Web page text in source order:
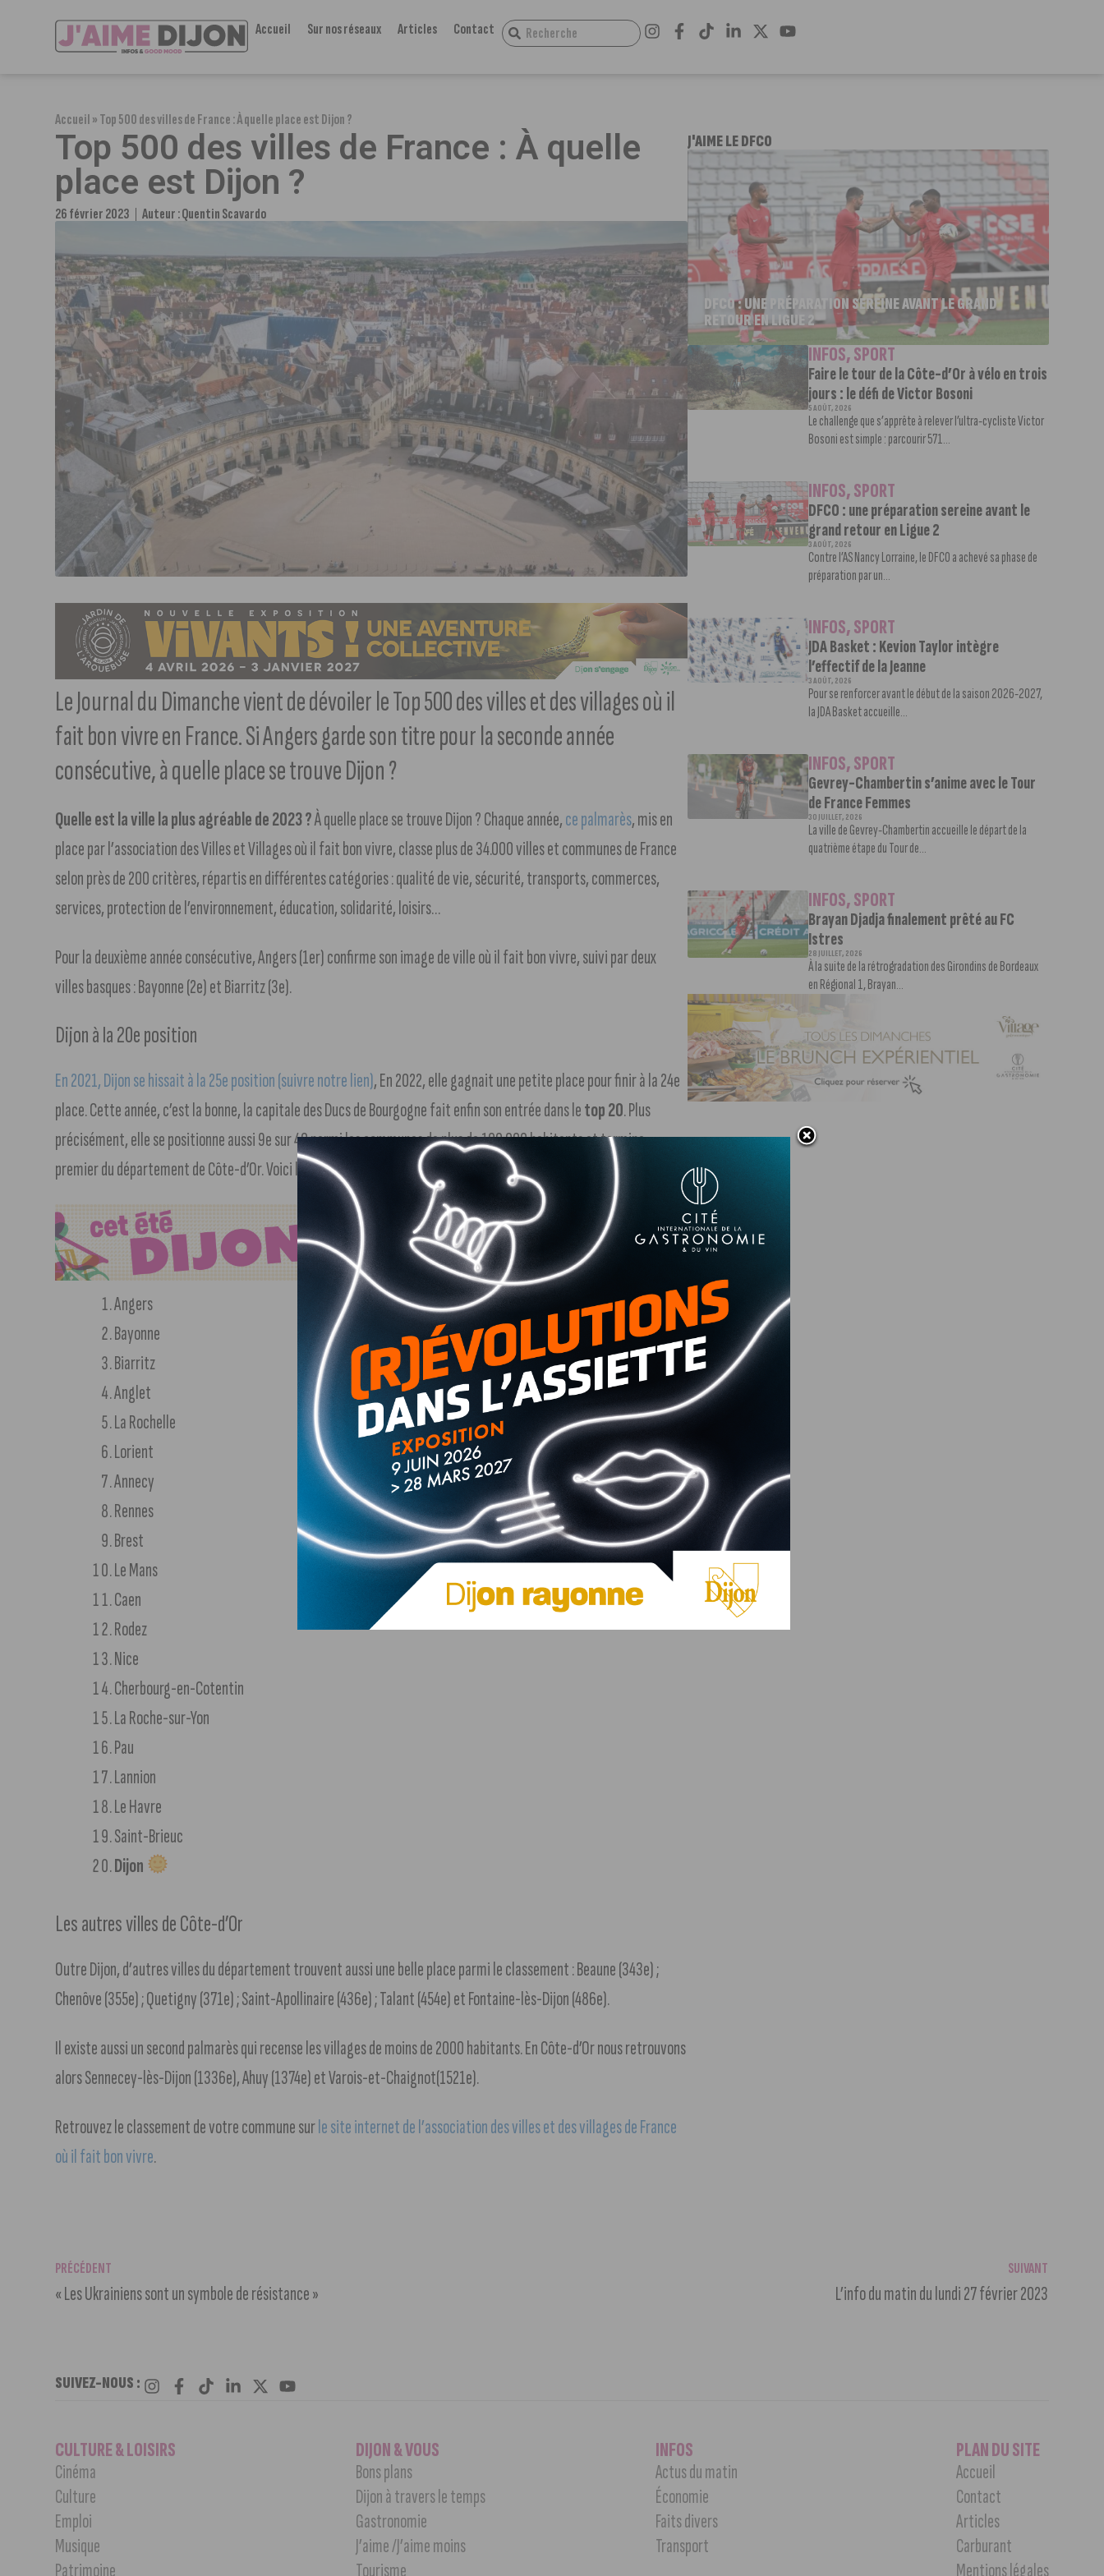
Accueil Sur nos réseaux Articles Contact
Accueil»Top 500 des villes de France : À quelle place est Dijon ?
Top 500 des villes de France : À quelle
place est Dijon ?
26 février 2023 Auteur :Quentin Scavardo
Le Journal du Dimanche vient de dévoiler le Top 500 des villes et des villages où il
fait bon vivre en France. Si Angers garde son titre pour la seconde année
consécutive, à quelle place se trouve Dijon ?
Quelle est la ville la plus agréable de 2023 ?À quelle place se trouve Dijon ? Chaque année,ce palmarès, mis en
place par l’association des Villes et Villages où il fait bon vivre, classe plus de 34.000 villes et communes de France
selon près de 200 critères, répartis en différentes catégories : qualité de vie, sécurité, transports, commerces,
services, protection de l’environnement, éducation, solidarité, loisirs…
Pour la deuxième année consécutive, Angers (1er) confirme son image de ville où il fait bon vivre, suivi par deux
villes basques : Bayonne (2e) et Biarritz (3e).
Dijon à la 20e position
En 2021, Dijon se hissait à la 25e position (suivre notre lien), En 2022, elle gagnait une petite place pour finir à la 24e
place. Cette année, c’est la bonne, la capitale des Ducs de Bourgogne fait enfin son entrée dans letop 20. Plus
précisément, elle se positionne aussi 9e sur 40 parmi les communes de plus de 100 000 habitants et termine
premier du département de Côte-d’Or. Voici le top 20 des villes de France où il fait bon vivre :
Angers
Bayonne
Biarritz
Anglet
La Rochelle
Lorient
Annecy
Rennes
Brest
Le Mans
Caen
Rodez
Nice
Cherbourg-en-Cotentin
La Roche-sur-Yon
Pau
Lannion
Le Havre
Saint-Brieuc
Dijon
Les autres villes de Côte-d’Or
Outre Dijon, d’autres villes du département trouvent aussi une belle place parmi le classement : Beaune (343e) ;
Chenôve (355e) ; Quetigny (371e) ; Saint-Apollinaire (436e) ; Talant (454e) et Fontaine-lès-Dijon (486e).
Il existe aussi un second palmarès qui recense les villages de moins de 2000 habitants. En Côte-d’Or nous retrouvons
alors Sennecey-lès-Dijon (1336e), Ahuy (1374e) et Varois-et-Chaignot(1521e).
Retrouvez le classement de votre commune surle site internet de l’association des villes et des villages de France
où il fait bon vivre.
J'AIME LE DFCO
DFCO : UNE PRÉPARATION SEREINE AVANT LE GRAND
RETOUR EN LIGUE 2
INFOS,SPORT
Faire le tour de la Côte-d’Or à vélo en trois
jours : le défi de Victor Bosoni
5 AOÛT, 2026
Le challenge que s’apprête à relever l’ultra-cycliste Victor
Bosoni est simple : parcourir 571...
INFOS,SPORT
DFCO : une préparation sereine avant le
grand retour en Ligue 2
3 AOÛT, 2026
Contre l’AS Nancy Lorraine, le DFCO a achevé sa phase de
préparation par un...
INFOS,SPORT
JDA Basket : Kevion Taylor intègre
l’effectif de la Jeanne
3 AOÛT, 2026
Pour se renforcer avant le début de la saison 2026-2027,
la JDA Basket accueille...
INFOS,SPORT
Gevrey-Chambertin s’anime avec le Tour
de France Femmes
30 JUILLET, 2026
La ville de Gevrey-Chambertin accueille le départ de la
quatrième étape du Tour de...
INFOS,SPORT
Brayan Djadja finalement prêté au FC
Istres
28 JUILLET, 2026
À la suite de la rétrogradation des Girondins de Bordeaux
en Régional 1, Brayan...
PRÉCÉDENT
« Les Ukrainiens sont un symbole de résistance »
SUIVANT
L’info du matin du lundi 27 février 2023
SUIVEZ-NOUS :
CULTURE & LOISIRS
Cinéma
Culture
Emploi
Musique
Patrimoine
DIJON & VOUS
Bons plans
Dijon à travers le temps
Gastronomie
J’aime /J’aime moins
Tourisme
INFOS
Actus du matin
Économie
Faits divers
Transport
PLAN DU SITE
Accueil
Contact
Articles
Carburant
Mentions légales